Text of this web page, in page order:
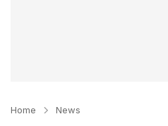
Home News